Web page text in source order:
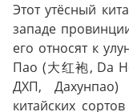
Этот утёсный
западе
его относят к
Пао (大红袍, Da
ДХП,
китайских